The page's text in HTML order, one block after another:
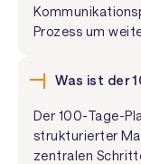
Prozess um
Was ist der
Der 100-Tage-
strukturierter
zentralen